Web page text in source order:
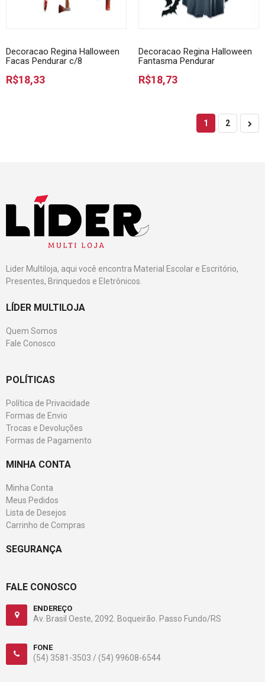
Decoracao Regina Halloween
Facas Pendurar c/8
R$18,33
Decoracao Regina Halloween
Fantasma Pendurar
R$18,73
1 2
Lider Multiloja, aqui você encontra Material Escolar e Escritório,
Presentes, Brinquedos e Eletrônicos.
LÍDER MULTILOJA
Quem Somos
Fale Conosco
POLÍTICAS
Política de Privacidade
Formas de Envio
Trocas e Devoluções
Formas de Pagamento
MINHA CONTA
Minha Conta
Meus Pedidos
Lista de Desejos
Carrinho de Compras
SEGURANÇA
FALE CONOSCO
ENDEREÇO
Av. Brasil Oeste, 2092. Boqueirão. Passo Fundo/RS
FONE
(54) 3581-3503 / (54) 99608-6544